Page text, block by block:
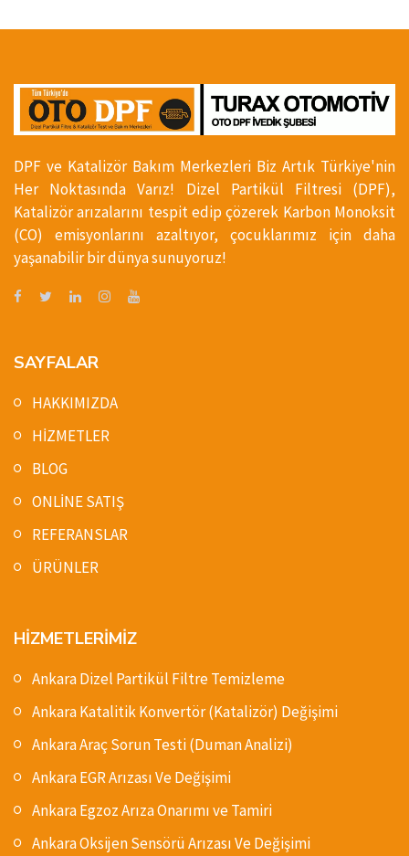
DPF ve Katalizör Bakım Merkezleri Biz Artık Türkiye'nin
Her Noktasında Varız! Dizel Partikül Filtresi (DPF),
Katalizör arızalarını tespit edip çözerek Karbon Monoksit
(CO) emisyonlarını azaltıyor, çocuklarımız için daha
yaşanabilir bir dünya sunuyoruz!
SAYFALAR
HAKKIMIZDA
HİZMETLER
BLOG
ONLİNE SATIŞ
REFERANSLAR
ÜRÜNLER
HİZMETLERİMİZ
Ankara Dizel Partikül Filtre Temizleme
Ankara Katalitik Konvertör (Katalizör) Değişimi
Ankara Araç Sorun Testi (Duman Analizi)
Ankara EGR Arızası Ve Değişimi
Ankara Egzoz Arıza Onarımı ve Tamiri
Ankara Oksijen Sensörü Arızası Ve Değişimi